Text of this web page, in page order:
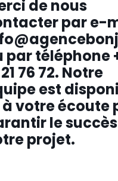
de nous
par e-
par téléphone
21 76 72. Notre
est
votre écoute
le
projet.